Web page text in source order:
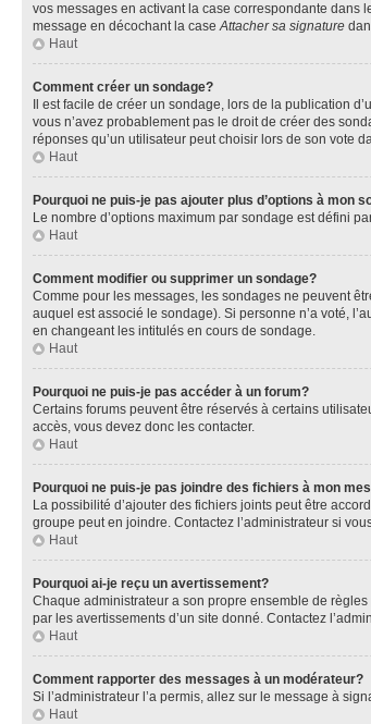
vos messages en activant la case correspondante dans
message en décochant la caseAttacher sa signature
Haut
Comment créer un sondage?
Il est facile de créer un sondage, lors de la publication
vous n’avez probablement pas le droit de créer des
réponses qu’un utilisateur peut choisir lors de son vote
Haut
Pourquoi ne puis-je pas ajouter plus d’options à mon
Le nombre d’options maximum par sondage est défini
Haut
Comment modifier ou supprimer un sondage?
Comme pour les messages, les sondages ne peuvent
auquel est associé le sondage). Si personne n’a voté,
en changeant les intitulés en cours de sondage.
Haut
Pourquoi ne puis-je pas accéder à un forum?
Certains forums peuvent être réservés à certains
accès, vous devez donc les contacter.
Haut
Pourquoi ne puis-je pas joindre des fichiers à mon
La possibilité d’ajouter des fichiers joints peut être
groupe peut en joindre. Contactez l’administrateur si
Haut
Pourquoi ai-je reçu un avertissement?
Chaque administrateur a son propre ensemble de
par les avertissements d’un site donné. Contactez
Haut
Comment rapporter des messages à un modérateur?
Si l’administrateur l’a permis, allez sur le message à
Haut